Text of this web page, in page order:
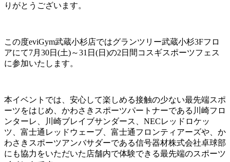
りがとうございます。
この度eviGym武蔵小杉店ではグランツリー武蔵小杉3Fフロ
アにて7月30日(土)～31日(日)の2日間コスギスポーツフェス
に参加いたします。
本イベントでは、安心して楽しめる接触の少ない最先端スポ
ーツをはじめ、かわさきスポーツパートナーである川崎フロ
ンターレ、川崎ブレイブサンダース、NECレッドロケッ
ツ、富士通レッドウェーブ、富士通フロンティアーズや、か
わさきスポーツアンバサダーである信号器材株式会社卓球部
にも協力をいただいた店舗内で体験できる最先端のスポーツ